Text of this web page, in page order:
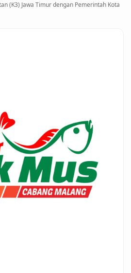
(K3) Jawa Timur dengan Pemerintah Kota